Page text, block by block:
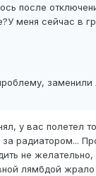
после
меня сейчас в
заменили
у вас полетел
радиатором...
не
лямбдой жрало